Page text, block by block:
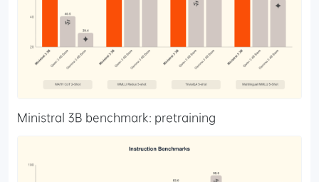
Ministral 3B benchmark: pretraining